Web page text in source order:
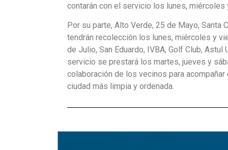
contarán con el servicio los lunes,
Por su parte, Alto Verde, 25 de Mayo, Santa
tendrán recolección los lunes, miércoles y
de Julio, San Eduardo, IVBA, Golf Club,
servicio se prestará los martes, jueves y
colaboración de los vecinos para
ciudad más limpia y ordenada.